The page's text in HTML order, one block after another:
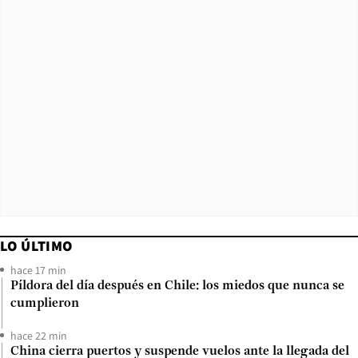
LO ÚLTIMO
hace 17 min
Píldora del día después en Chile: los miedos que nunca se
cumplieron
hace 22 min
China cierra puertos y suspende vuelos ante la llegada del